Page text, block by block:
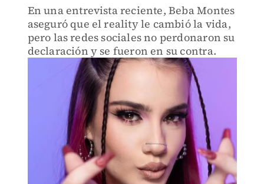
En una entrevista reciente, Beba Montes
aseguró que el reality le cambió la vida,
pero las redes sociales no perdonaron su
declaración y se fueron en su contra.